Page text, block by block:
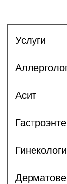
Услуги
Асит